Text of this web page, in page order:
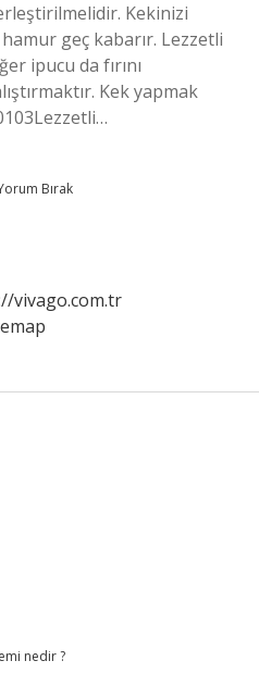
Kekinizi
geç kabarır. Lezzetli
ipucu da fırını
Kek yapmak
Bırak
vivago.com.tr
nedir ?